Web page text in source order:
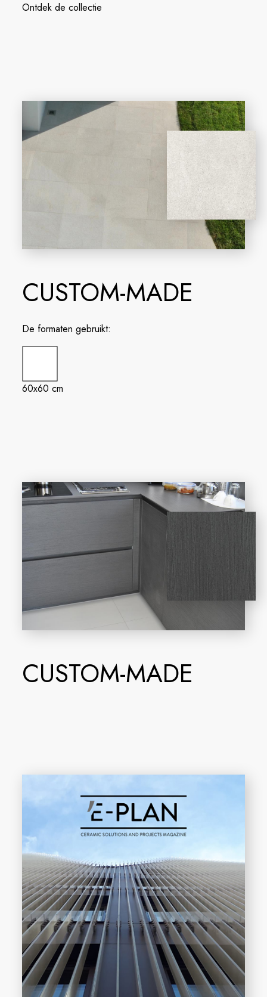
Ontdek de collectie
CUSTOM-MADE
De formaten gebruikt:
60x60 cm
CUSTOM-MADE